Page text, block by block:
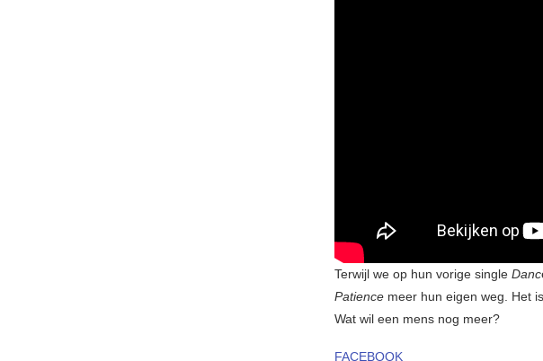
Terwijl we op hun vorige single Danc
Patience meer hun eigen weg. Het
Wat wil een mens nog meer?
FACEBOOK